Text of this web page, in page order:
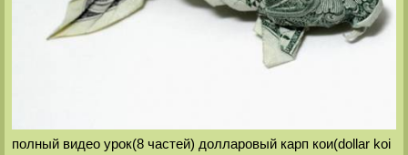
полный видео урок(8 частей) долларовый карп кои(dollar koi